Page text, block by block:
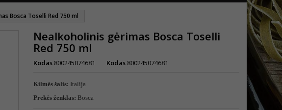
Bosca Toselli Red 750 ml
Nealkoholinis gėrimas Bosca Toselli
Red 750 ml
Kodas 800245074681 Kodas 800245074681
Kilmės šalis: Italija
Prekės ženklas: Bosca